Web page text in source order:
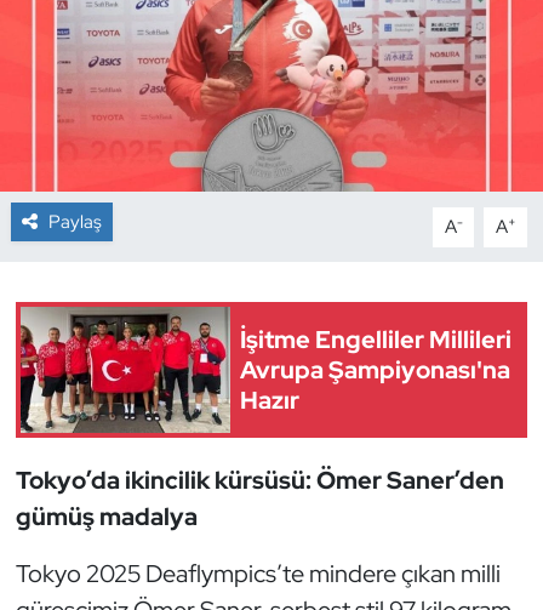
Paylaş A- A+
İşitme Engelliler Millileri
Avrupa Şampiyonası'na
Hazır
Tokyo’da ikincilik kürsüsü: Ömer Saner’den
gümüş madalya
Tokyo 2025 Deaflympics’te mindere çıkan milli
Çim Hokeyi
Cimnastik
Curling
Dağcılık
Dövüş Sanatı
E-Spor
Futbol
Futsal